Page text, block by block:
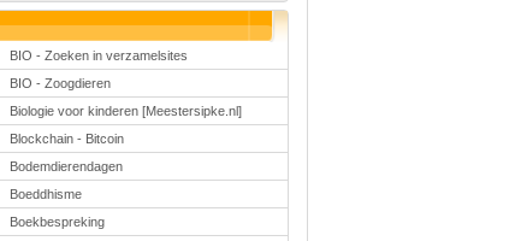
BIO - Zoeken in verzamelsites
BIO - Zoogdieren
Biologie voor kinderen [Meestersipke.nl]
Blockchain - Bitcoin
Bodemdierendagen
Boeddhisme
Boekbespreking